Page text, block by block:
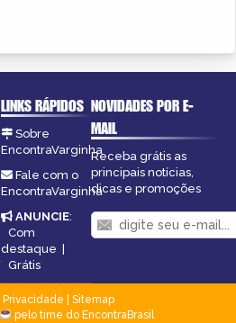
LINKS RÁPIDOS
Sobre
EncontraVarginha
Fale com o
EncontraVarginha
ANUNCIE:
Com
destaque
Grátis
NOVIDADES POR E-
MAIL
Receba grátis as
principais notícias,
dicas e promoções
Privacidade
Sitemap
pelo time do EncontraBrasil